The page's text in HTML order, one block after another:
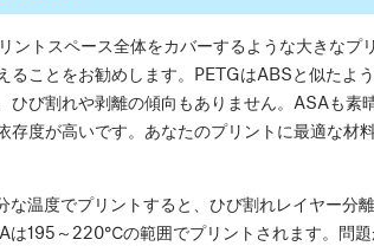
ントスペース全体をカバーするような大きなプ
ることをお勧めします。PETGはABSと似たよ
ひび割れや剥離の傾向もありません。ASAも素
存度が高いです。あなたのプリントに最適な材
な温度でプリントすると、ひび割れレイヤー分
は195～220℃の範囲でプリントされます。問